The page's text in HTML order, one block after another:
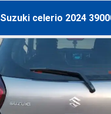
Suzuki celerio 2024